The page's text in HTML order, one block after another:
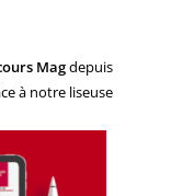
Magdepuis
à notre liseuse